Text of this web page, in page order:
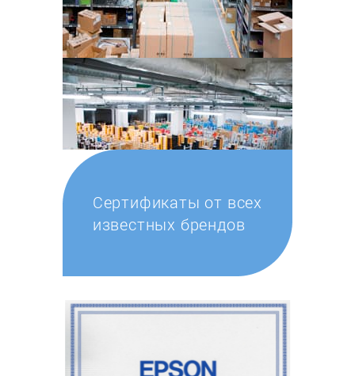
Сертификаты от всех
известных брендов